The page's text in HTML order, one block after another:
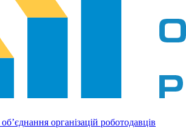
організацій роботодавців